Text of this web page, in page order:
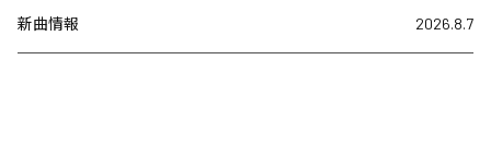
新曲情報 2026.8.7